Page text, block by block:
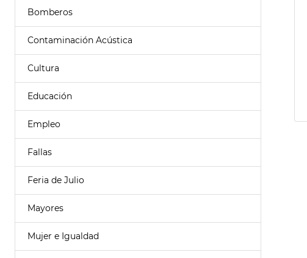
Bomberos
Contaminación Acústica
Cultura
Educación
Empleo
Fallas
Feria de Julio
Mayores
Mujer e Igualdad